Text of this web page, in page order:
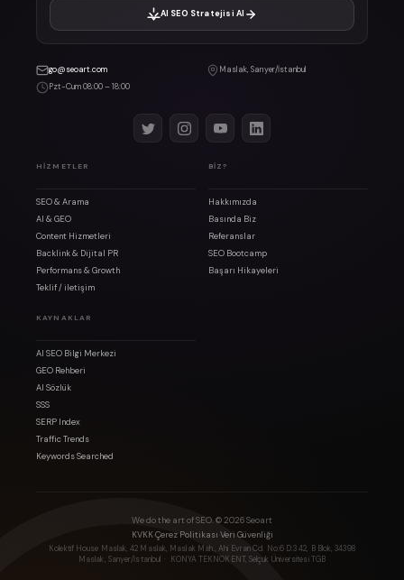
AI SEO Stratejisi Al
go@seoart.com
Maslak, Sarıyer/İstanbul
Pzt-Cum 08:00 – 18:00
HIZMETLER
SEO & Arama
AI & GEO
Content Hizmetleri
Backlink & Dijital PR
Performans & Growth
Teklif / iletişim
BIZ?
Hakkımızda
Basında Biz
Referanslar
SEO Bootcamp
Başarı Hikayeleri
KAYNAKLAR
AI SEO Bilgi Merkezi
GEO Rehberi
AI Sözlük
SSS
SERP Index
Traffic Trends
Keywords Searched
We do the art of SEO. ©2026Seoart
KVKK·Çerez Politikası·Veri Güvenliği
Kolektif House Maslak, 42 Maslak, Maslak Mah., Ahi Evran Cd. No:6 D:3 42, B Blok, 34398
Maslak, Sarıyer/İstanbul · KONYA TEKNOKENT, Selçuk Üniversitesi TGB